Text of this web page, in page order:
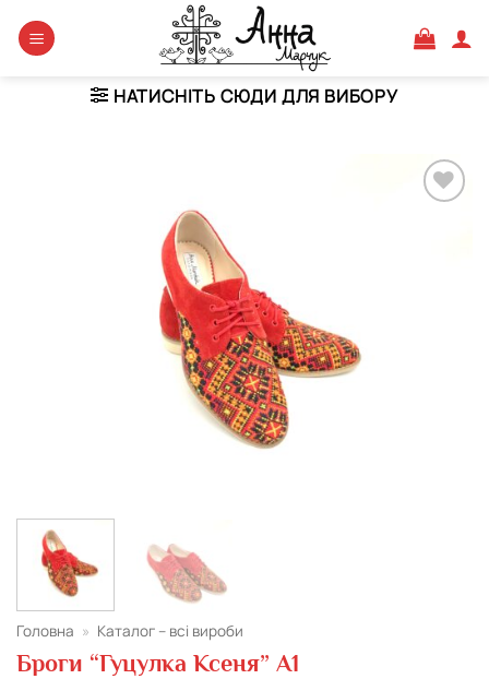
НАТИСНІТЬ СЮДИ ДЛЯ ВИБОРУ
Головна » Каталог – всі вироби
Броги “Гуцулка Ксеня” A1